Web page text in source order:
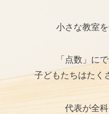
小さな教室を
「点数」に
子どもたちはたく
代表が全科